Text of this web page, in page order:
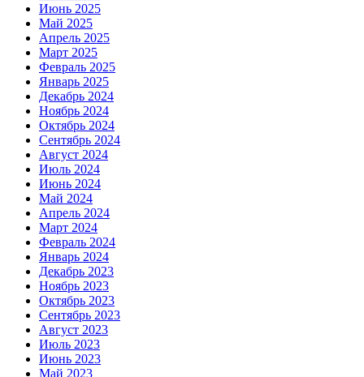
Июнь 2025
Май 2025
Апрель 2025
Март 2025
Февраль 2025
Январь 2025
Декабрь 2024
Ноябрь 2024
Октябрь 2024
Сентябрь 2024
Август 2024
Июль 2024
Июнь 2024
Май 2024
Апрель 2024
Март 2024
Февраль 2024
Январь 2024
Декабрь 2023
Ноябрь 2023
Октябрь 2023
Сентябрь 2023
Август 2023
Июль 2023
Июнь 2023
Май 2023